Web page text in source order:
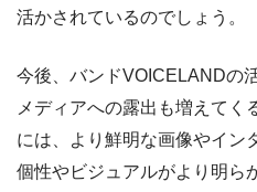
活かされているのでしょう。
今後、バンドVOICELANDの
メディアへの露出も増えてく
には、より鮮明な画像やイン
個性やビジュアルがより明ら